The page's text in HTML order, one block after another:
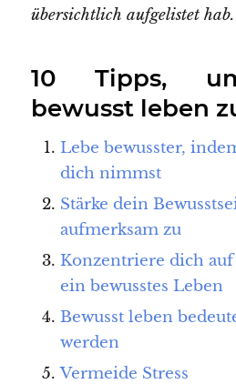
übersichtlich aufgelistet hab.
10 Tipps,
bewusst leben
Lebe bewusster,
dich nimmst
Stärke dein
aufmerksam zu
Konzentriere dich
ein bewusstes Leben
Bewusst leben
werden
Vermeide Stress